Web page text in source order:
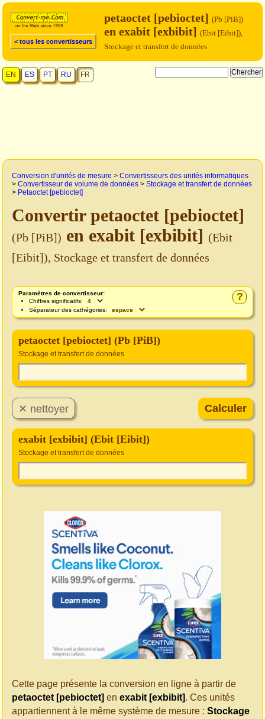
< tous les convertisseurs
petaoctet [pebioctet] (Pb [PiB])
en exabit [exbibit] (Ebit [Eibit]),
Stockage et transfert de données
EN ES PT RU FR
Conversion d'unités de mesure > Convertisseurs des unités informatiques
> Convertisseur de volume de données > Stockage et transfert de données
> Petaoctet [pebioctet]
Convertir petaoctet [pebioctet]
(Pb [PiB]) en exabit [exbibit] (Ebit
[Eibit]), Stockage et transfert de données
?
Paramètres de convertisseur:
Chiffres significatifs:
Séparateur des cathégories:
petaoctet [pebioctet] (Pb [PiB])
Stockage et transfert de données
exabit [exbibit] (Ebit [Eibit])
Stockage et transfert de données
Cette page présente la conversion en ligne à partir de
petaoctet [pebioctet] en exabit [exbibit]. Ces unités
appartiennent à le même système de mesure : Stockage